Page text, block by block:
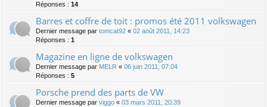
Réponses : 14
Barres et coffre de toit : promos été 2011 volkswagen
Dernier message par tomcat92 « 02 août 2011, 14:23
Réponses : 1
Magazine en ligne de volkswagen
Dernier message par MELR « 06 juin 2011, 07:04
Réponses : 5
Porsche prend des parts de VW
Dernier message par viggo « 03 mars 2011, 20:39